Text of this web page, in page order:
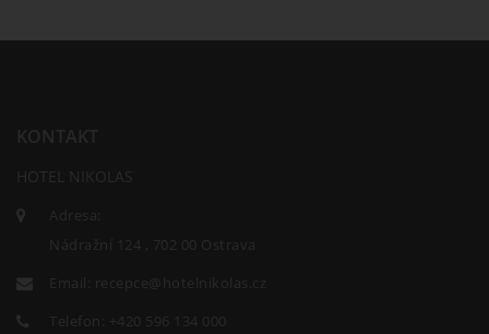
HOTEL NIKOLAS
Adresa:
Nádražní 124 , 702 00 Ostrava
Email:
recepce@hotelnikolas.cz
Telefon:
+420 596 134 000